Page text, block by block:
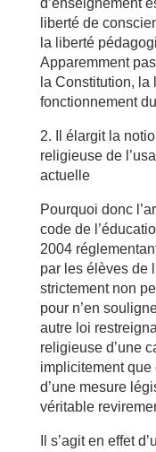
d’enseignement
liberté de
la liberté
Apparemment
la Constitution, la
fonctionnement
2. Il élargit la
religieuse de
actuelle
Pourquoi donc
code de
2004
par les élèves de
strictement non
pour n’en
autre loi
religieuse d’une
implicitement
d’une mesure
véritable
Il s’agit en effet